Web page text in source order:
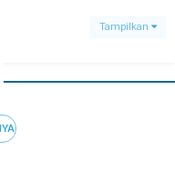
Tampilkan